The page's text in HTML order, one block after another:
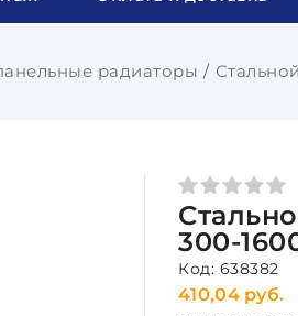
радиаторы
300-
Код: 638382
410,04 руб.